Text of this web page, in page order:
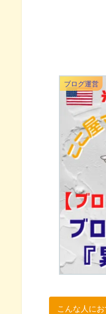
ブログ運営
こんな人に